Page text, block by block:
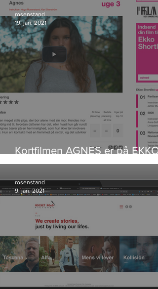
Kortfilmen AGNES er på EKKO
Shortlist
rosenstand
19. jan. 2021
rosenstand
9. jan. 2021